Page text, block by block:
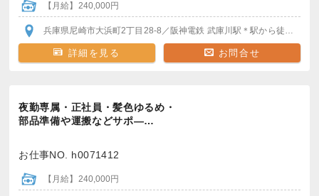
【月給】240,000円
兵庫県尼崎市大浜町2丁目28-8 ／阪神電鉄 武庫川駅 ＊駅から徒歩30分
詳細を見る お問合せ
夜勤専属・正社員・髪色ゆるめ・
部品準備や運搬などサポ―…
お仕事NO. h0071412
【月給】240,000円